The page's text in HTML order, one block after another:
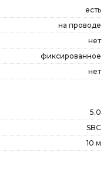
есть
на проводе
нет
фиксированное
нет
5.0
SBC
10 м